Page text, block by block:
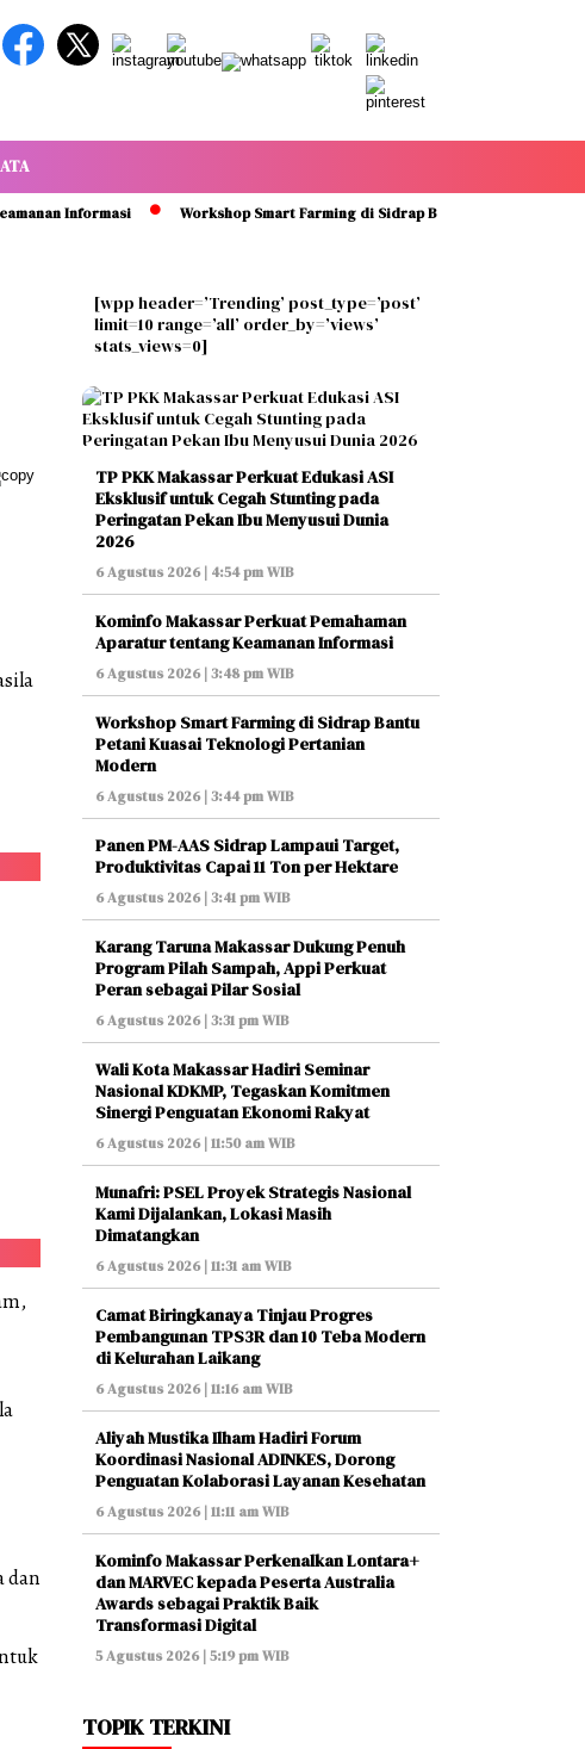
Informasi Workshop Smart Farming di Sidrap Bantu Petani Kuasai
dan
[wpp header=’Trending’ post_type=’post’
limit=10 range=’all’ order_by=’views’
stats_views=0]
TP PKK Makassar Perkuat Edukasi ASI
Eksklusif untuk Cegah Stunting pada
Peringatan Pekan Ibu Menyusui Dunia
2026
6 Agustus 2026 | 4:54 pm WIB
Kominfo Makassar Perkuat Pemahaman
Aparatur tentang Keamanan Informasi
6 Agustus 2026 | 3:48 pm WIB
Workshop Smart Farming di Sidrap Bantu
Petani Kuasai Teknologi Pertanian
Modern
6 Agustus 2026 | 3:44 pm WIB
Panen PM-AAS Sidrap Lampaui Target,
Produktivitas Capai 11 Ton per Hektare
6 Agustus 2026 | 3:41 pm WIB
Karang Taruna Makassar Dukung Penuh
Program Pilah Sampah, Appi Perkuat
Peran sebagai Pilar Sosial
6 Agustus 2026 | 3:31 pm WIB
Wali Kota Makassar Hadiri Seminar
Nasional KDKMP, Tegaskan Komitmen
Sinergi Penguatan Ekonomi Rakyat
6 Agustus 2026 | 11:50 am WIB
Munafri: PSEL Proyek Strategis Nasional
Kami Dijalankan, Lokasi Masih
Dimatangkan
6 Agustus 2026 | 11:31 am WIB
Camat Biringkanaya Tinjau Progres
Pembangunan TPS3R dan 10 Teba Modern
di Kelurahan Laikang
6 Agustus 2026 | 11:16 am WIB
Aliyah Mustika Ilham Hadiri Forum
Koordinasi Nasional ADINKES, Dorong
Penguatan Kolaborasi Layanan Kesehatan
6 Agustus 2026 | 11:11 am WIB
Kominfo Makassar Perkenalkan Lontara+
dan MARVEC kepada Peserta Australia
Awards sebagai Praktik Baik
Transformasi Digital
5 Agustus 2026 | 5:19 pm WIB
TOPIK TERKINI